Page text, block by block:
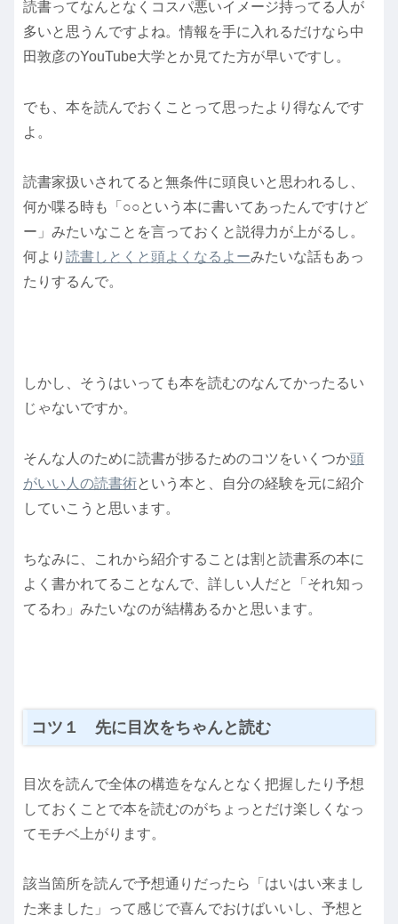
読書ってなんとなくコスパ悪いイメージ持ってる人が
多いと思うんですよね。情報を手に入れるだけなら中
田敦彦のYouTube大学とか見てた方が早いですし。
でも、本を読んでおくことって思ったより得なんです
よ。
読書家扱いされてると無条件に頭良いと思われるし、
何か喋る時も「○○という本に書いてあったんですけど
ー」みたいなことを言っておくと説得力が上がるし。
何より 読書しとくと頭よくなるよーみたいな話もあっ
たりするんで。
しかし、そうはいっても本を読むのなんてかったるい
じゃないですか。
そんな人のために読書が捗るためのコツをいくつか頭
がいい人の読書術という本と、自分の経験を元に紹介
していこうと思います。
ちなみに、これから紹介することは割と読書系の本に
よく書かれてることなんで、詳しい人だと「それ知っ
てるわ」みたいなのが結構あるかと思います。
コツ１ 先に目次をちゃんと読む
目次を読んで全体の構造をなんとなく把握したり予想
しておくことで本を読むのがちょっとだけ楽しくなっ
てモチベ上がります。
該当箇所を読んで予想通りだったら「はいはい来まし
た来ました」って感じで喜んでおけばいいし、予想と